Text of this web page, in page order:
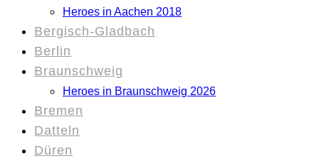
Heroes in Aachen 2018
Bergisch-Gladbach
Berlin
Braunschweig
Heroes in Braunschweig 2026
Bremen
Datteln
Düren